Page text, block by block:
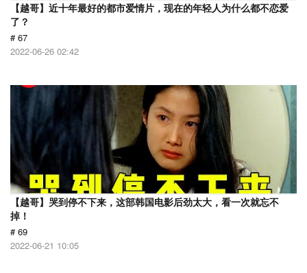
【越哥】近十年最好的都市爱情片，现在的年轻人为什么都不恋爱
了？
# 67
2022-06-26 02:42
【越哥】哭到停不下来，这部韩国电影后劲太大，看一次就忘不
掉！
# 69
2022-06-21 10:05